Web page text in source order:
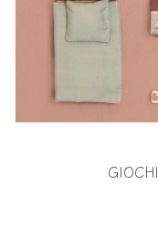
GIOCHI